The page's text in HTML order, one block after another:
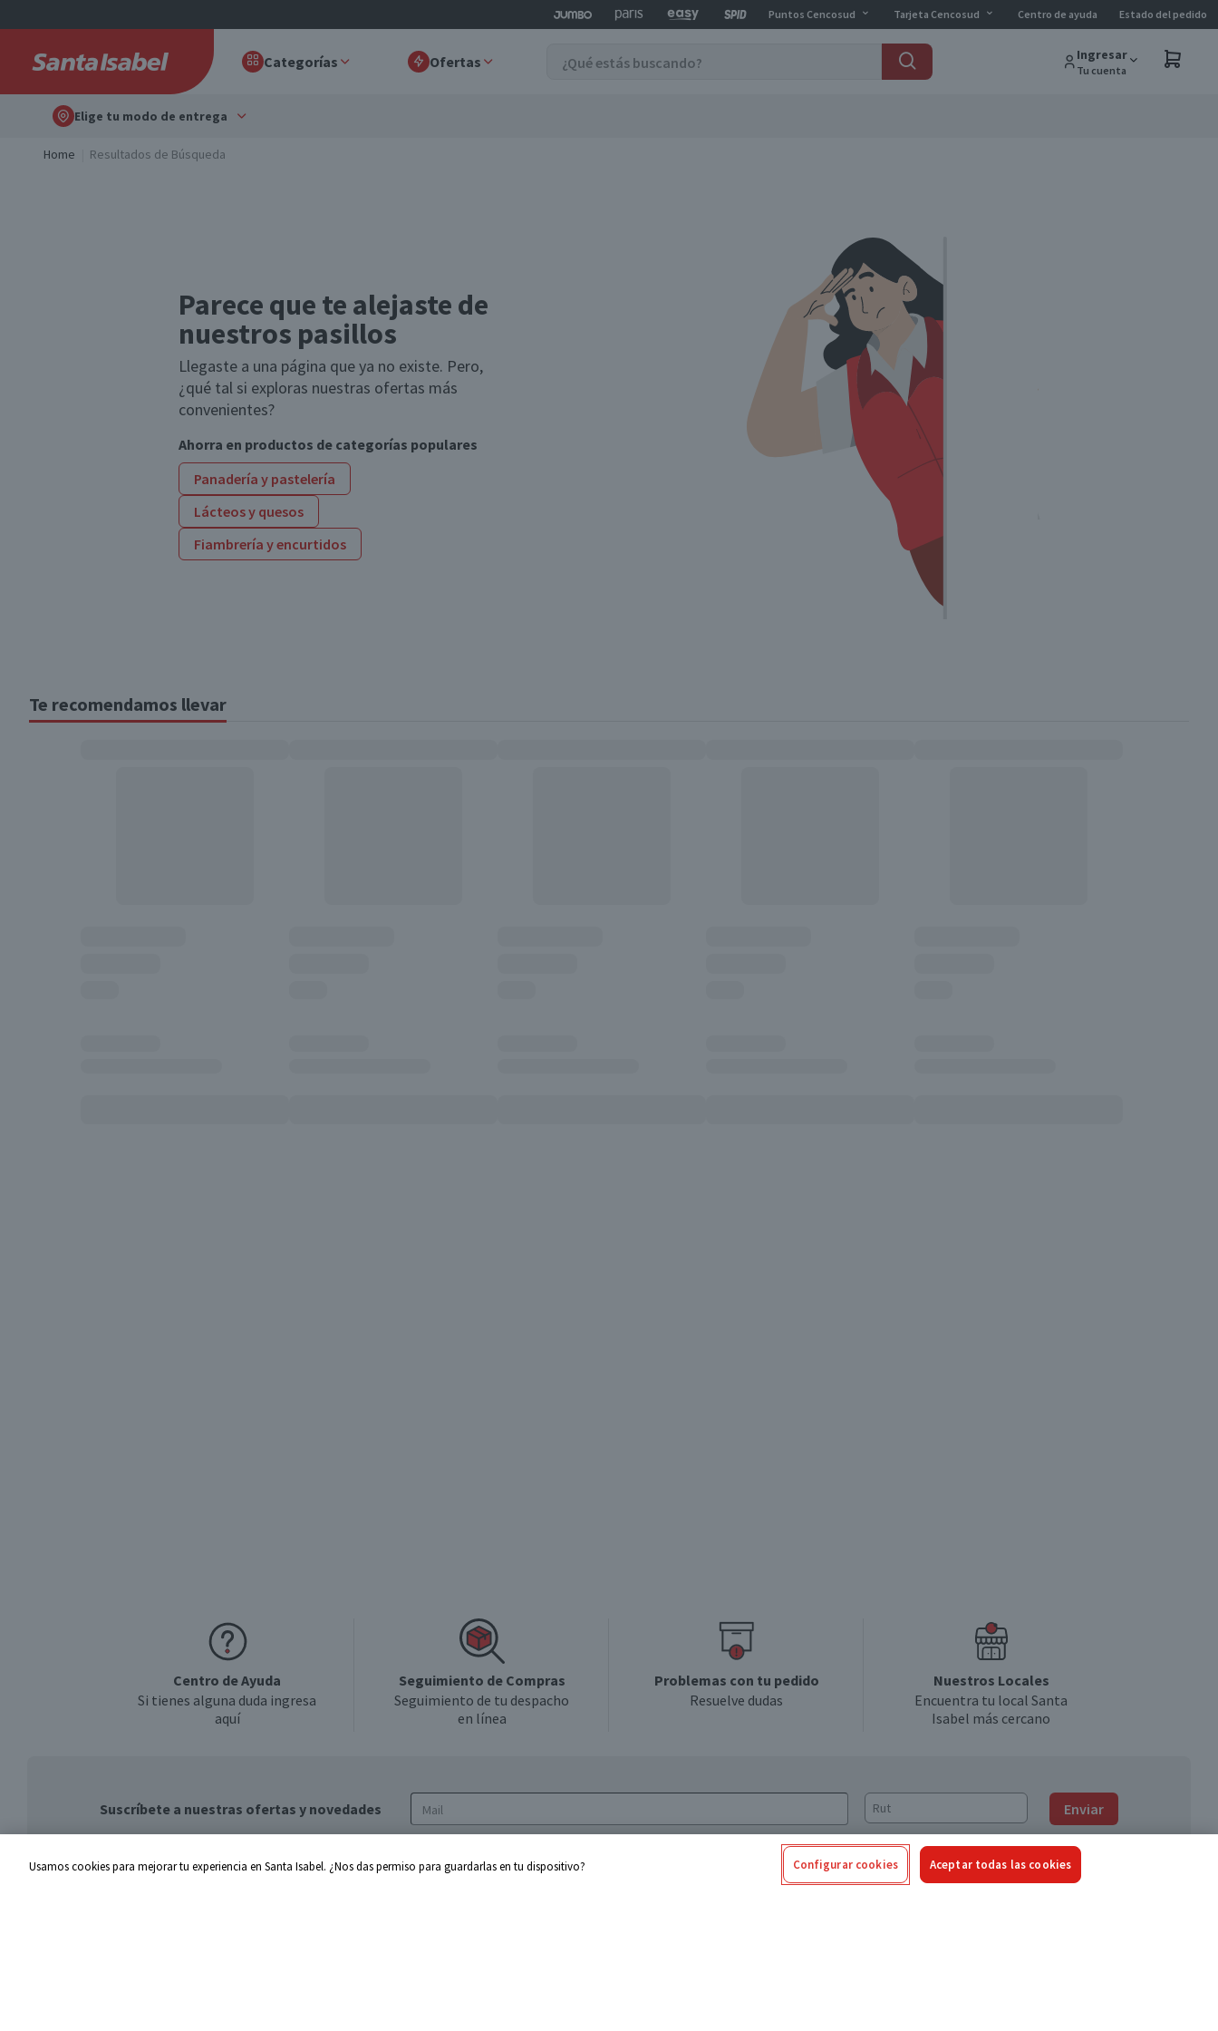
Puntos Cencosud Tarjeta Cencosud Centro de ayuda Estado del pedido
Categorías Ofertas Ingresar
Tu cuenta
Elige tu modo de entrega
Home Resultados de Búsqueda
Parece que te alejaste de
nuestros pasillos
Llegaste a una página que ya no existe. Pero,
¿qué tal si exploras nuestras ofertas más
convenientes?
Ahorra en productos de categorías populares
Panadería y pastelería
Lácteos y quesos
Fiambrería y encurtidos
Te recomendamos llevar
Centro de Ayuda
Si tienes alguna duda ingresa
aquí
Seguimiento de Compras
Seguimiento de tu despacho
en línea
Problemas con tu pedido
Resuelve dudas
Nuestros Locales
Encuentra tu local Santa
Isabel más cercano
Suscríbete a nuestras ofertas y novedades Enviar
de privacidad y de tratamiento de datos
Usamos cookies para mejorar tu experiencia en Santa Isabel. ¿Nos das permiso para guardarlas en tu dispositivo? Configurar cookies Aceptar todas las cookies